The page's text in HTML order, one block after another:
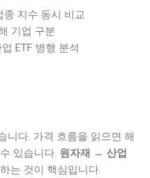
종 지수 동시 비교
기업 구분
ETF 병행 분석
니다. 가격 흐름을 읽으면 해
있습니다. 원자재 → 산업
는 것이 핵심입니다.